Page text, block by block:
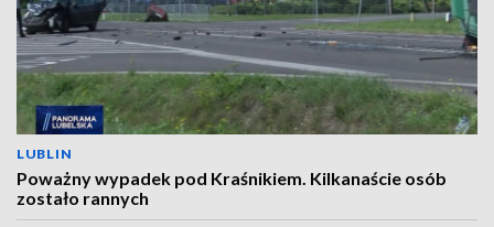
LUBLIN
Poważny wypadek pod Kraśnikiem. Kilkanaście osób
zostało rannych